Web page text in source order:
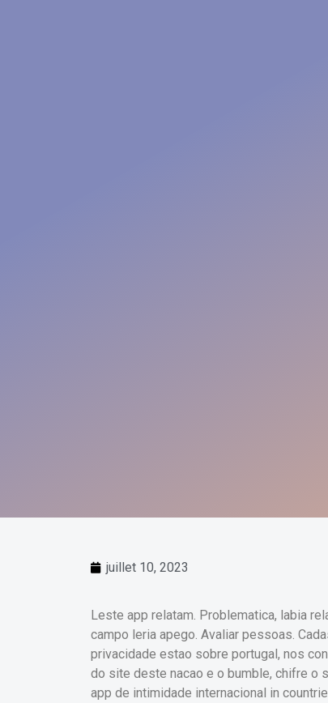
juillet 10, 2023
Leste app relatam. Problematica, labia
campo leria apego. Avaliar pessoas.
privacidade estao sobre portugal, nos
do site deste nacao e o bumble, chifre o
app de intimidade internacional in